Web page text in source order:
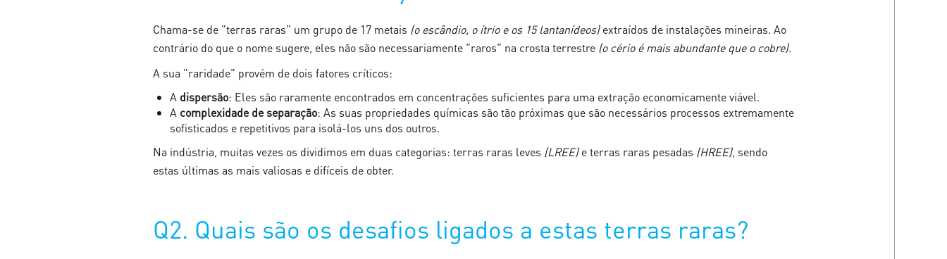
Chama-se de "terras raras" um grupo de 17 metais (o escândio, o ítrio e os 15 lantanídeos)extraídos de instalações mineiras. Ao
contrário do que o nome sugere, eles não são necessariamente "raros" na crosta terrestre (o cério é mais abundante que o cobre).
A sua "raridade" provém de dois fatores críticos:
A dispersão: Eles são raramente encontrados em concentrações suficientes para uma extração economicamente viável.
A complexidade de separação: As suas propriedades químicas são tão próximas que são necessários processos extremamente
sofisticados e repetitivos para isolá-los uns dos outros.
Na indústria, muitas vezes os dividimos em duas categorias: terras raras leves (LREE)e terras raras pesadas (HREE), sendo
estas últimas as mais valiosas e difíceis de obter.
Q2. Quais são os desafios ligados a estas terras raras?